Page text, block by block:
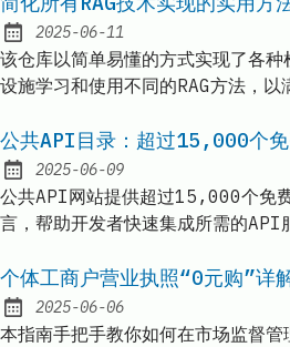
Published:
2025-06-11
该仓库以简单易懂的方式实现了各
设施学习和使用不同的RAG方法，以
公共API目录：超过15,000个
Published:
2025-06-09
公共API网站提供超过15,000个免
言，帮助开发者快速集成所需的API
个体工商户营业执照“0元购”详
Published:
2025-06-06
本指南手把手教你如何在市场监督